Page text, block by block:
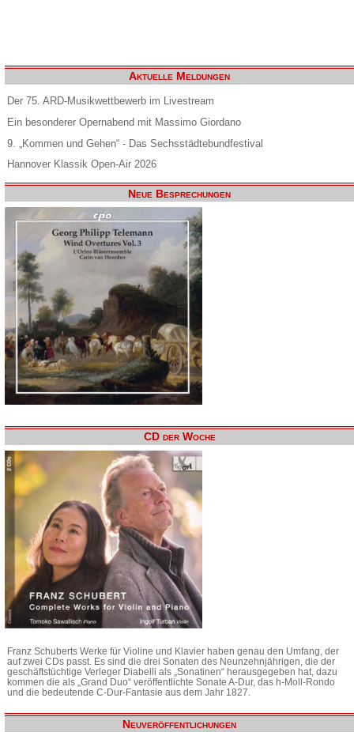
Aktuelle Meldungen
Der 75. ARD-Musikwettbewerb im Livestream
Ein besonderer Opernabend mit Massimo Giordano
9. „Kommen und Gehen“ - Das Sechsstädtebundfestival
Hannover Klassik Open-Air 2026
Neue Besprechungen
CD der Woche
Franz Schuberts Werke für Violine und Klavier haben genau den Umfang, der
auf zwei CDs passt. Es sind die drei Sonaten des Neunzehnjährigen, die der
geschäftstüchtige Verleger Diabelli als „Sonatinen“ herausgegeben hat, dazu
kommen die als „Grand Duo“ veröffentlichte Sonate A-Dur, das h-Moll-Rondo
und die bedeutende C-Dur-Fantasie aus dem Jahr 1827.
Neuveröffentlichungen